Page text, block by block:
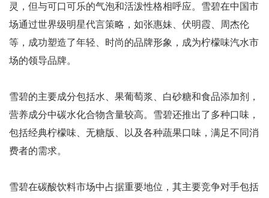
灵，但与可口可乐的气泡和活泼性格相呼应。雪碧在中国市
场通过世界级明星代言策略，如张惠妹、伏明霞、周杰伦
等，成功塑造了年轻、时尚的品牌形象，成为柠檬味汽水市
场的领导品牌。
雪碧的主要成分包括水、果葡萄浆、白砂糖和食品添加剂，
营养成分中碳水化合物含量较高。雪碧还推出了多种口味，
包括经典柠檬味、无糖版、以及各种蔬果口味，满足不同消
费者的需求。
雪碧在碳酸饮料市场中占据重要地位，其主要竞争对手包括